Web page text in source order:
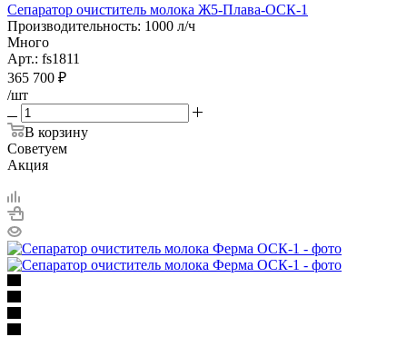
Сепаратор очиститель молока Ж5-Плава-ОСК-1
Производительность: 1000 л/ч
Много
Арт.: fs1811
365 700 ₽
/шт
В корзину
Советуем
Акция